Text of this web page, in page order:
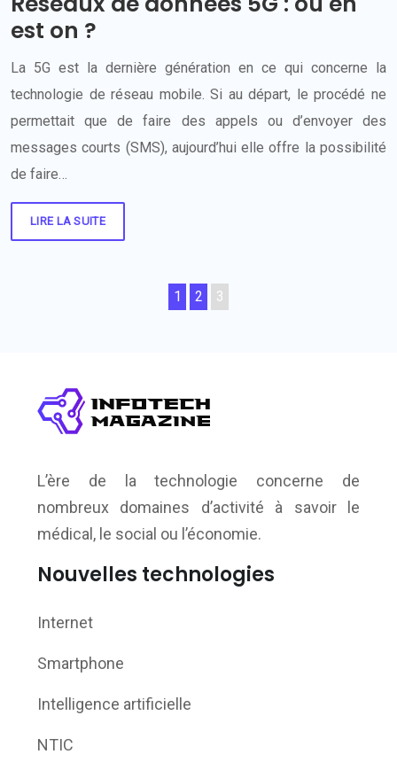
est on ?
La 5G est la dernière génération en ce qui concerne la
technologie de réseau mobile. Si au départ, le procédé ne
permettait que de faire des appels ou d’envoyer des
messages courts (SMS), aujourd’hui elle offre la possibilité
de faire…
LIRE LA SUITE
1 2 3
L’ère de la technologie concerne de
nombreux domaines d’activité à savoir le
médical, le social ou l’économie.
Nouvelles technologies
Internet
Smartphone
Intelligence artificielle
NTIC